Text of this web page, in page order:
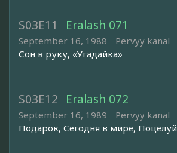
S03E11 Eralash 071
September 16, 1988
Pervyy kanal
Сон в руку, «Угадайка»
S03E12 Eralash 072
September 16, 1989
Pervyy kanal
Подарок, Сегодня в мире, Поцелуй